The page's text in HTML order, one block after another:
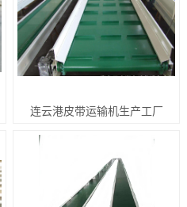
连云港皮带运输机生产工厂